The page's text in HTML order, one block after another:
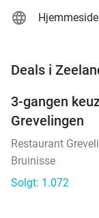
Hjemmeside
Deals i
3-gangen
Grevelingen
Restaurant
Bruinisse
Solgt: 1.072